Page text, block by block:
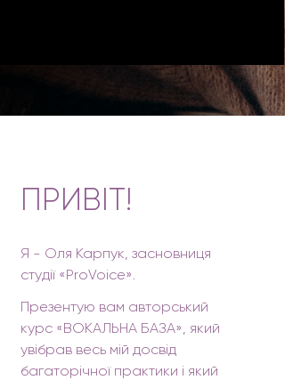
ПРИВІТ!
Я - Оля Карпук, засновниця
студії «ProVoice».
Презентую вам авторський
курс «ВОКАЛЬНА БАЗА», який
увібрав весь мій досвід
багаторічної практики і який